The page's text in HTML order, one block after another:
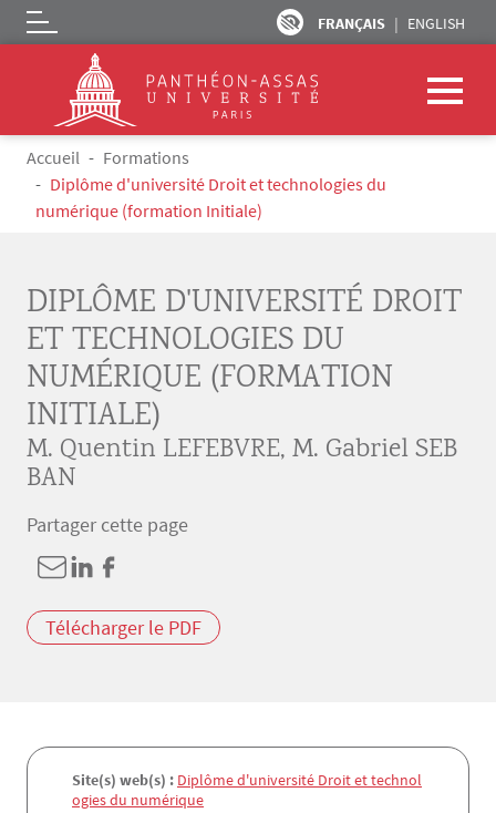
Aller au contenu principal
FRANÇAIS ENGLISH
Logo
Fil d'Ariane
Accueil
Formations
Diplôme d'université Droit et technologies du
numérique (formation Initiale)
DIPLÔME D'UNIVERSITÉ DROIT
ET TECHNOLOGIES DU
NUMÉRIQUE (FORMATION
INITIALE)
M. Quentin LEFEBVRE, M. Gabriel SEB
BAN
Partager cette page
Télécharger le PDF
Site(s) web(s) : Diplôme d'université Droit et technol
ogies du numérique